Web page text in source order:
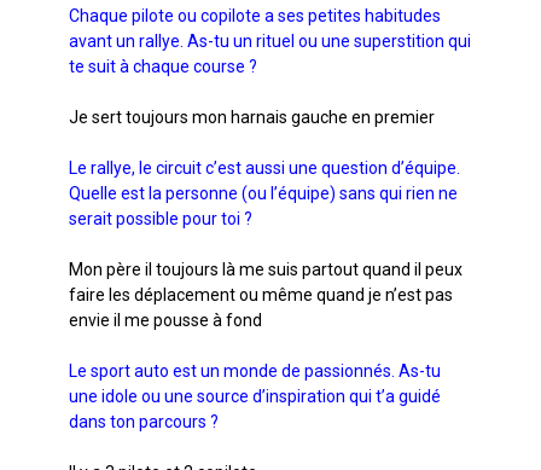
Chaque pilote ou copilote a ses petites habitudes
avant un rallye. As-tu un rituel ou une superstition qui
te suit à chaque course ?
Je sert toujours mon harnais gauche en premier
Le rallye, le circuit c’est aussi une question d’équipe.
Quelle est la personne (ou l’équipe) sans qui rien ne
serait possible pour toi ?
Mon père il toujours là me suis partout quand il peux
faire les déplacement ou même quand je n’est pas
envie il me pousse à fond
Le sport auto est un monde de passionnés. As-tu
une idole ou une source d’inspiration qui t’a guidé
dans ton parcours ?